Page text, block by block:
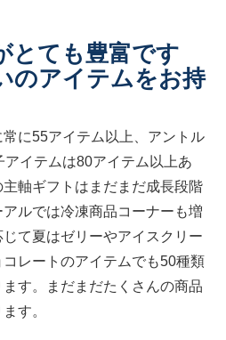
とても豊富です
のアイテムをお持
に55アイテム以上、アントル
アイテムは80アイテム以上あ
軸ギフトはまだまだ成長段階
ルでは冷凍商品コーナーも増
て夏はゼリーやアイスクリー
レートのアイテムでも50種類
す。まだまだたくさんの商品
す。